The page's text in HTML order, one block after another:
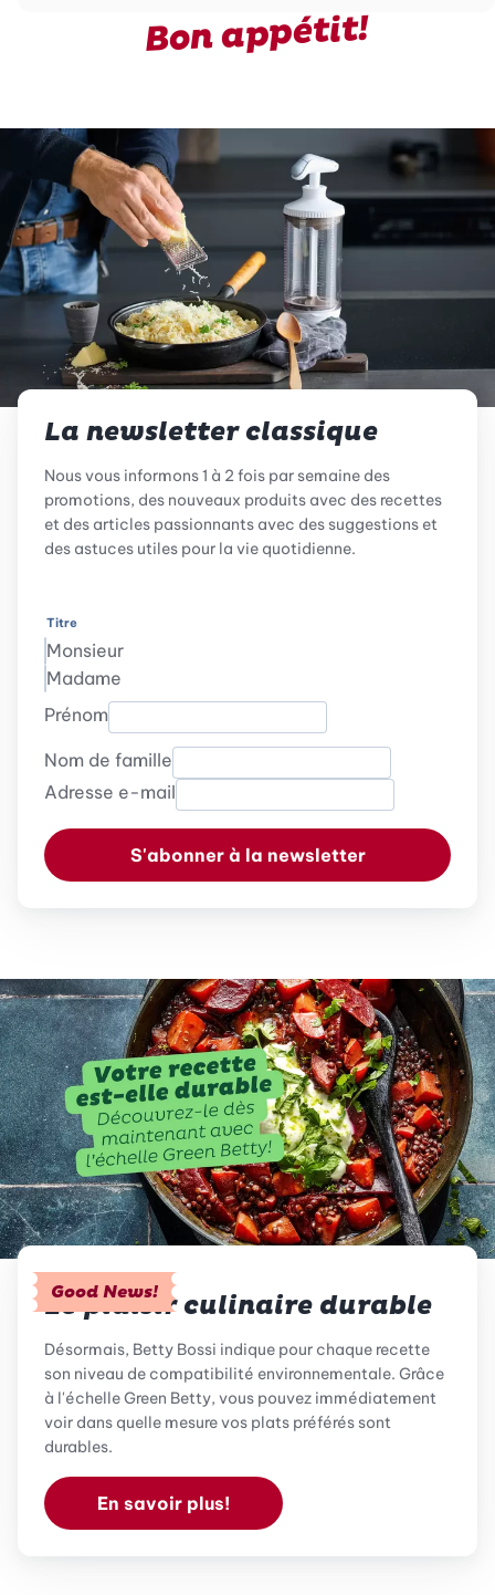
Bon appétit!
La newsletter classique
Nous vous informons 1 à 2 fois par semaine des
promotions, des nouveaux produits avec des recettes
et des articles passionnants avec des suggestions et
des astuces utiles pour la vie quotidienne.
Titre
Monsieur
Madame
Prénom
Nom de famille
Adresse e-mail
S'abonner à la newsletter
Good News!
Le plaisir culinaire durable
Désormais, Betty Bossi indique pour chaque recette
son niveau de compatibilité environnementale. Grâce
à l'échelle Green Betty, vous pouvez immédiatement
voir dans quelle mesure vos plats préférés sont
durables.
En savoir plus!